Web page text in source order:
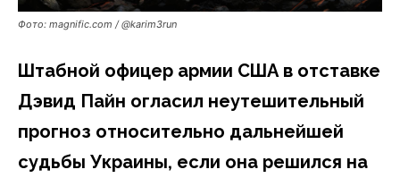
Фото: magnific.com / @karim3run
Штабной офицер армии США в отставке
Дэвид Пайн огласил неутешительный
прогноз относительно дальнейшей
судьбы Украины, если она решился на